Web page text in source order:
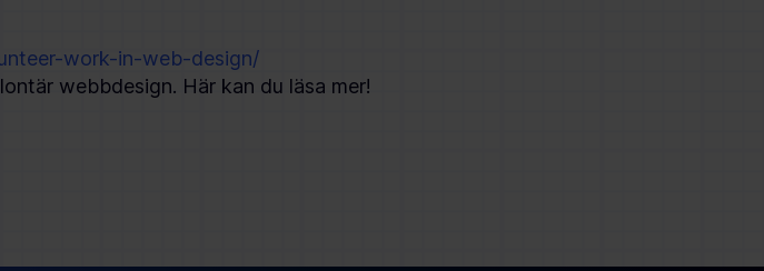
work-in-web-design/
webbdesign. Här kan du läsa mer!